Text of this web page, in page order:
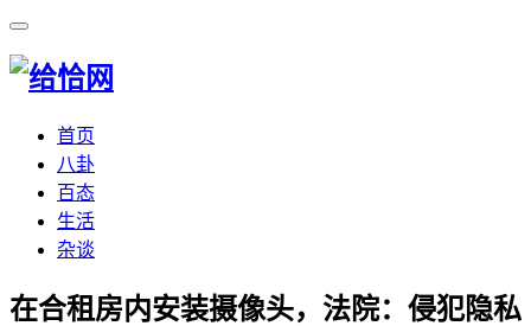
首页
八卦
百态
生活
杂谈
​在合租房内安装摄像头，法院：侵犯隐私